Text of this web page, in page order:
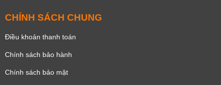
CHÍNH SÁCH CHUNG
Điều khoản thanh toán
Chính sách bảo hành
Chính sách bảo mật